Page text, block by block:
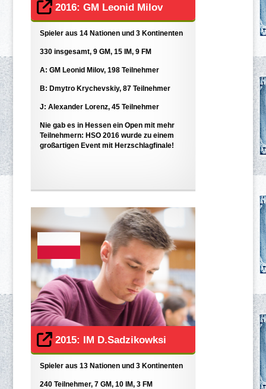
2016: GM Leonid Milov
Spieler aus 14 Nationen und 3 Kontinenten
330 insgesamt, 9 GM, 15 IM, 9 FM
A: GM Leonid Milov, 198 Teilnehmer
B: Dmytro Krychevskiy, 87 Teilnehmer
J: Alexander Lorenz, 45 Teilnehmer
Nie gab es in Hessen ein Open mit mehr
Teilnehmern: HSO 2016 wurde zu einem
großartigen Event mit Herzschlagfinale!
2015: IM D.Sadzikowksi
Spieler aus 13 Nationen und 3 Kontinenten
240 Teilnehmer, 7 GM, 10 IM, 3 FM